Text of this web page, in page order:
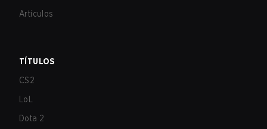
Artículos
TÍTULOS
CS2
LoL
Dota 2